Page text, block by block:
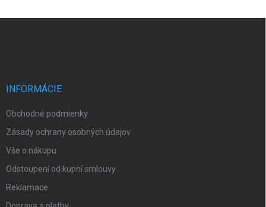
INFORMÁCIE
Obchodné podmienky
Zásady ochrany osobných údajov
Vše o nákupu
Odstoupení od kupní smlouvy
Reklamace